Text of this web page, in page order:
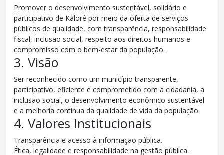
Promover o desenvolvimento sustentável, solidário e
participativo de Kaloré por meio da oferta de serviços
públicos de qualidade, com transparência, responsabilidade
fiscal, inclusão social, respeito aos direitos humanos e
compromisso com o bem-estar da população.
3. Visão
Ser reconhecido como um município transparente,
participativo, eficiente e comprometido com a cidadania, a
inclusão social, o desenvolvimento econômico sustentável
e a melhoria contínua da qualidade de vida da população.
4. Valores Institucionais
Transparência e acesso à informação pública.
Ética, legalidade e responsabilidade na gestão pública.